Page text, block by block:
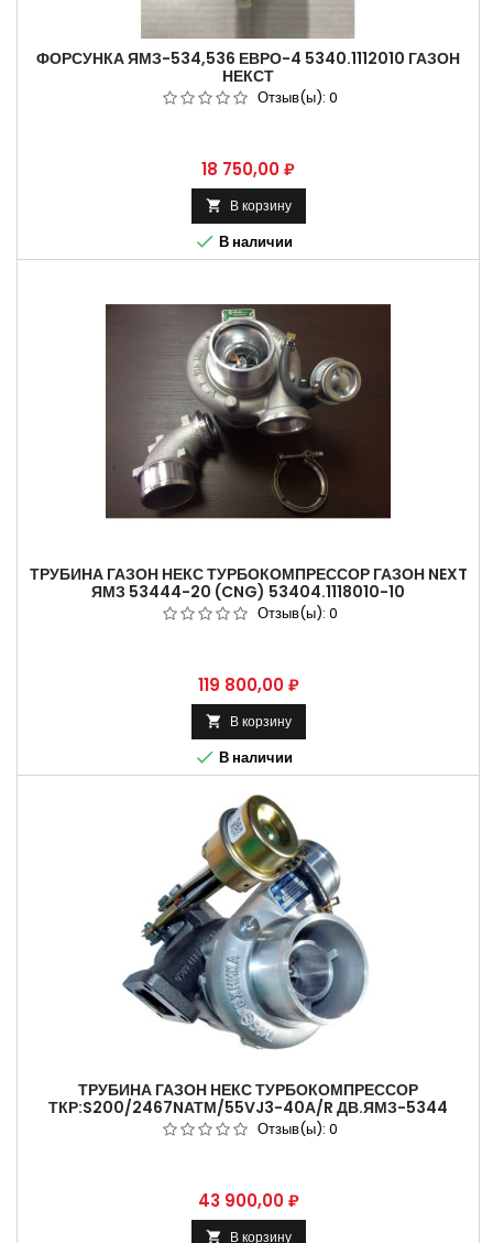
ФОРСУНКА ЯМЗ-534,536 ЕВРО-4 5340.1112010 ГАЗОН
НЕКСТ
Отзыв(ы): 0
Цена
18 750,00 ₽
 В корзину
 В наличии
ТРУБИНА ГАЗОН НЕКС ТУРБОКОМПРЕССОР ГАЗОН NEXT
ЯМЗ 53444-20 (CNG) 53404.1118010-10
Отзыв(ы): 0
Цена
119 800,00 ₽
 В корзину
 В наличии
ТРУБИНА ГАЗОН НЕКС ТУРБОКОМПРЕССОР
ТКР:S200/2467NАТМ/55VJ3-40А/R ДВ.ЯМЗ-5344
53442.1118010
Отзыв(ы): 0
Цена
43 900,00 ₽
 В корзину